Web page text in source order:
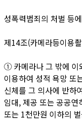
성폭력범죄의 처벌 등
제14조(카메라등이용
① 카메라나 그 밖에 이
이용하여 성적 욕망 또
신체를 그 의사에 반하
임대, 제공 또는 공공
또는 1천만원 이하의